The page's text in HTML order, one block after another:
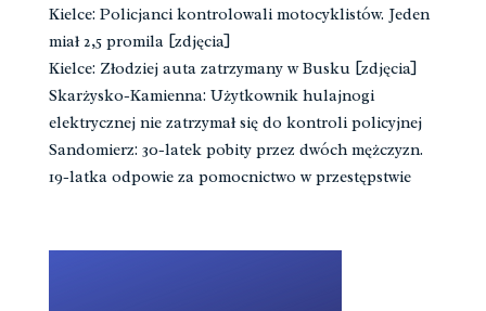
Kielce: Policjanci kontrolowali motocyklistów. Jeden
miał 2,5 promila [zdjęcia]
Kielce: Złodziej auta zatrzymany w Busku [zdjęcia]
Skarżysko-Kamienna: Użytkownik hulajnogi
elektrycznej nie zatrzymał się do kontroli policyjnej
Sandomierz: 30-latek pobity przez dwóch mężczyzn.
19-latka odpowie za pomocnictwo w przestępstwie